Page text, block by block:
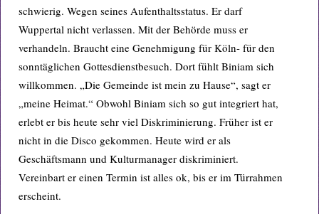
schwierig. Wegen seines Aufenthaltsstatus. Er darf
Wuppertal nicht verlassen. Mit der Behörde muss er
verhandeln. Braucht eine Genehmigung für Köln- für den
sonntäglichen Gottesdienstbesuch. Dort fühlt Biniam sich
willkommen. „Die Gemeinde ist mein zu Hause“, sagt er
„meine Heimat.“ Obwohl Biniam sich so gut integriert hat,
erlebt er bis heute sehr viel Diskriminierung. Früher ist er
nicht in die Disco gekommen. Heute wird er als
Geschäftsmann und Kulturmanager diskriminiert.
Vereinbart er einen Termin ist alles ok, bis er im Türrahmen
erscheint.